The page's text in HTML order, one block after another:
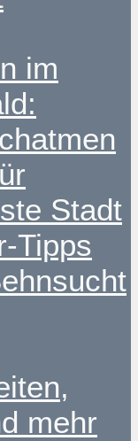
im
Stadt
Tipps
mehr